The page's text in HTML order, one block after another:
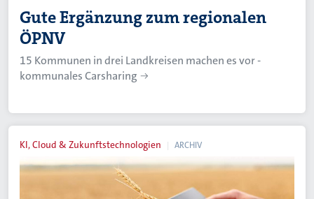
Gute Ergänzung zum regionalen
ÖPNV
15 Kommunen in drei Landkreisen machen es vor -
kommunales Carsharing
KI, Cloud & Zukunftstechnologien ARCHIV